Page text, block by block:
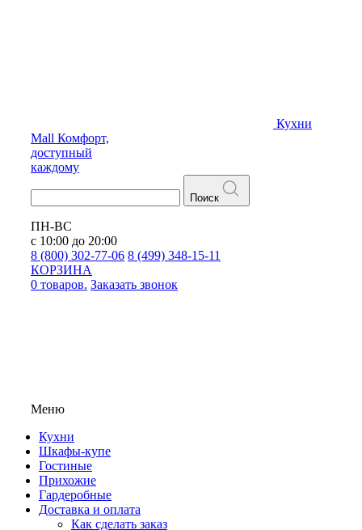
Кухни
Mall Комфорт,
доступный
каждому
Поиск
ПН-ВС
с 10:00 до 20:00
8 (800) 302-77-06 8 (499) 348-15-11
КОРЗИНА
0 товаров. Заказать звонок
Меню
Кухни
Шкафы-купе
Гостиные
Прихожие
Гардеробные
Доставка и оплата
Как сделать заказ